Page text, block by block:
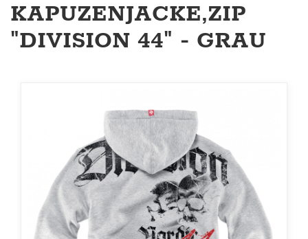
KAPUZENJACKE,ZIP
"DIVISION 44" - GRAU